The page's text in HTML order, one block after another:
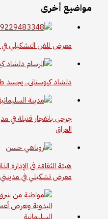
مواضيع أخرى
معرض للفن التشكيلي في
دلشاد كيوستاني.. يجسد
جرحى بانفجار قنبلة في
العراق
هيئة الثقافة في الإدارة
معرض تشكيلي في مدينتي